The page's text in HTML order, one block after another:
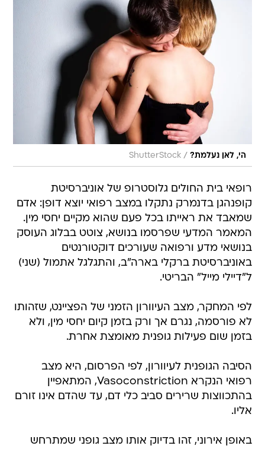
הי, לאן נעלמת? /
ShutterStock
רופאי בית החולים גלוסטרופ של אוניברסיטת
קופנהגן בדנמרק נתקלו במצב רפואי יוצא דופן: אדם
שמאבד את ראייתו בכל פעם שהוא מקיים יחסי מין.
המאמר המדעי שפרסמו בנושא, צוטט בבלוג העוסק
בנושאי מדע ורפואה שעורכים דוקטורנטים
באוניברסיטת ברקלי בארה"ב, והתגלגל אתמול (שני)
ל"דיילי מייל" הבריטי.
לפי המחקר, מצב העיוורון הזמני של הפציינט, שזהותו
לא פורסמה, נגרם אך ורק בזמן קיום יחסי מין, ולא
בזמן שום פעילות גופנית מאומצת אחרת.
הסיבה הגופנית לעיוורון, לפי הפרסום, היא מצב
רפואי הנקרא Vasoconstriction, המתאפיין
בהתכווצות שרירים סביב כלי דם, עד שהדם אינו זורם
אליו.
באופן אירוני, זהו בדיוק אותו מצב גופני שמתרחש